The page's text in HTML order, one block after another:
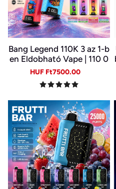
Bang Legend 110K 3 az 1-b
en Eldobható Vape | 110 0
00 Slukk | 3 Íz Egy Készülé
kben | Digitális Kijelző | Ty
pe-C
Sale
HUF Ft7500.00